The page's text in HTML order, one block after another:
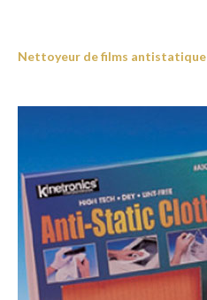
Nettoyeur de films antistatique